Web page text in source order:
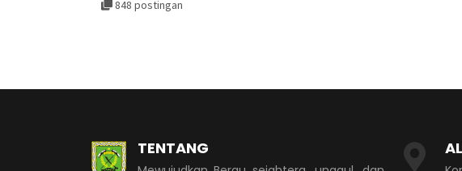
848 postingan
TENTANG